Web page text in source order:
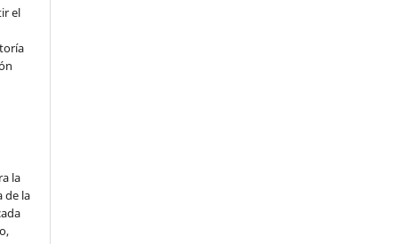
el
la
de la